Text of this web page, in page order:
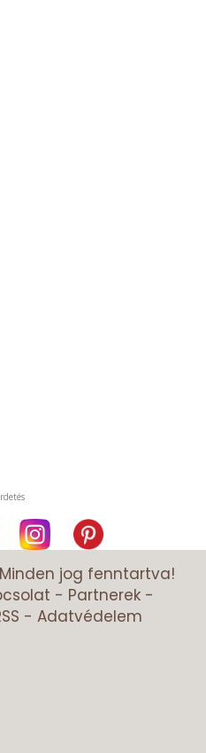
jog fenntartva!
- Partnerek-
- Adatvédelem